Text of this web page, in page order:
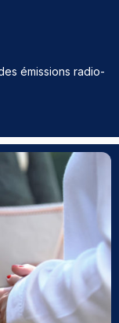
émissions radio-